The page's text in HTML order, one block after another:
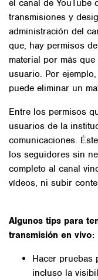
el canal de YouTube
transmisiones y
administración del
que, hay permisos
material por más
usuario. Por
puede eliminar un
Entre los permisos
usuarios de la
comunicaciones.
los seguidores sin
completo al canal
vídeos, ni subir
Algunos tips para
transmisión en vivo:
Hacer pruebas
incluso la